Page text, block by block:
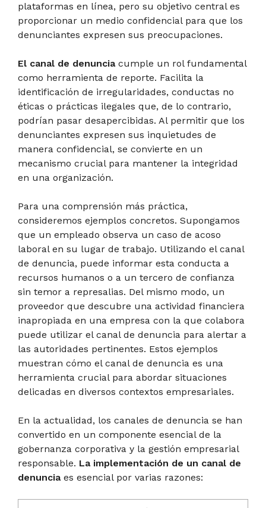
plataformas en línea, pero su objetivo central es
proporcionar un medio confidencial para que los
denunciantes expresen sus preocupaciones.
El canal de denunciacumple un rol fundamental
como herramienta de reporte. Facilita la
identificación de irregularidades, conductas no
éticas o prácticas ilegales que, de lo contrario,
podrían pasar desapercibidas. Al permitir que los
denunciantes expresen sus inquietudes de
manera confidencial, se convierte en un
mecanismo crucial para mantener la integridad
en una organización.
Para una comprensión más práctica,
consideremos ejemplos concretos. Supongamos
que un empleado observa un caso de acoso
laboral en su lugar de trabajo. Utilizando el canal
de denuncia, puede informar esta conducta a
recursos humanos o a un tercero de confianza
sin temor a represalias. Del mismo modo, un
proveedor que descubre una actividad financiera
inapropiada en una empresa con la que colabora
puede utilizar el canal de denuncia para alertar a
las autoridades pertinentes. Estos ejemplos
muestran cómo el canal de denuncia es una
herramienta crucial para abordar situaciones
delicadas en diversos contextos empresariales.
En la actualidad, los canales de denuncia se han
convertido en un componente esencial de la
gobernanza corporativa y la gestión empresarial
responsable. La implementación de un canal de
denunciaes esencial por varias razones: